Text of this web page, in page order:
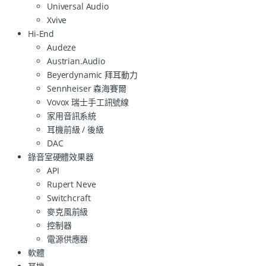
Universal Audio
Xvive
Hi-End
Audeze
Austrian.Audio
Beyerdynamic 拜耳動力
Sennheiser 森海賽爾
Vovox 瑞士手工訊號線
家用音訊系統
耳機前級 / 後級
DAC
錄音室硬體效果器
API
Rupert Neve
Switchcraft
麥克風前級
控制器
電源供應器
軟體